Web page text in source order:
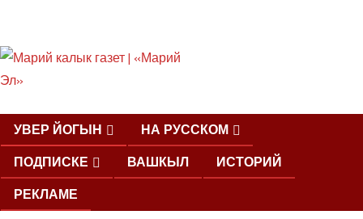
УВЕР ЙОГЫН
НА РУССКОМ
ПОДПИСКЕ
ВАШКЫЛ
ИСТОРИЙ
РЕКЛАМЕ